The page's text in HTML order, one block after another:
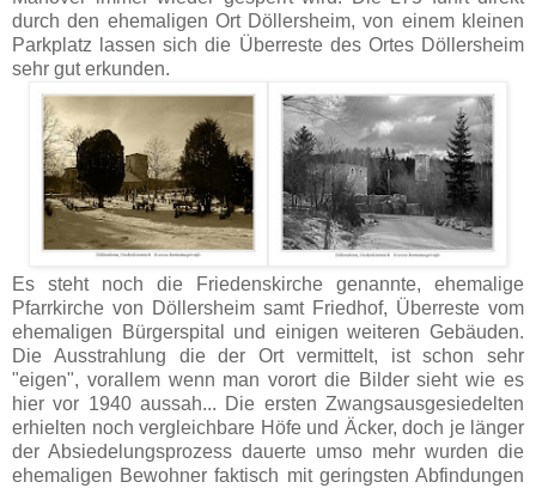
durch den ehemaligen Ort Döllersheim, von einem kleinen
Parkplatz lassen sich die Überreste des Ortes Döllersheim
sehr gut erkunden.
Es steht noch die Friedenskirche genannte, ehemalige
Pfarrkirche von Döllersheim samt Friedhof, Überreste vom
ehemaligen Bürgerspital und einigen weiteren Gebäuden.
Die Ausstrahlung die der Ort vermittelt, ist schon sehr
"eigen", vorallem wenn man vorort die Bilder sieht wie es
hier vor 1940 aussah... Die ersten Zwangsausgesiedelten
erhielten noch vergleichbare Höfe und Äcker, doch je länger
der Absiedelungsprozess dauerte umso mehr wurden die
ehemaligen Bewohner faktisch mit geringsten Abfindungen